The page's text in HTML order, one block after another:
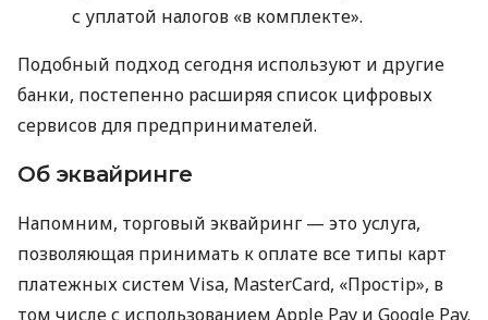
с уплатой налогов «в комплекте».
Подобный подход сегодня используют и другие
банки, постепенно расширяя список цифровых
сервисов для предпринимателей.
Об эквайринге
Напомним, торговый эквайринг — это услуга,
позволяющая принимать к оплате все типы карт
платежных систем Visa, MasterCard, «Простір», в
том числе с использованием Apple Pay и Google Pay.